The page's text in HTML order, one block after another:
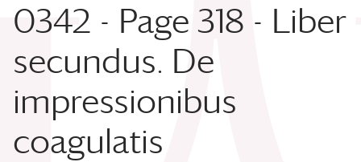
0342 - Page 318 - Liber
secundus. De
impressionibus
coagulatis